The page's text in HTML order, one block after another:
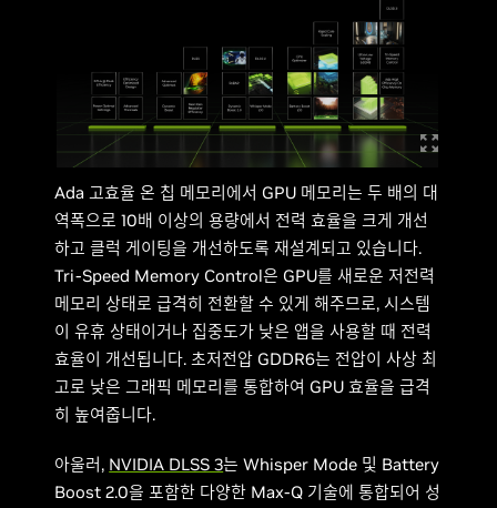
Ada 고효율 온 칩 메모리에서 GPU 메모리는 두 배의 대
역폭으로 10배 이상의 용량에서 전력 효율을 크게 개선
하고 클럭 게이팅을 개선하도록 재설계되고 있습니다.
Tri-Speed Memory Control은 GPU를 새로운 저전력
메모리 상태로 급격히 전환할 수 있게 해주므로, 시스템
이 유휴 상태이거나 집중도가 낮은 앱을 사용할 때 전력
효율이 개선됩니다. 초저전압 GDDR6는 전압이 사상 최
고로 낮은 그래픽 메모리를 통합하여 GPU 효율을 급격
히 높여줍니다.
아울러, NVIDIA DLSS 3는 Whisper Mode 및 Battery
Boost 2.0을 포함한 다양한 Max-Q 기술에 통합되어 성